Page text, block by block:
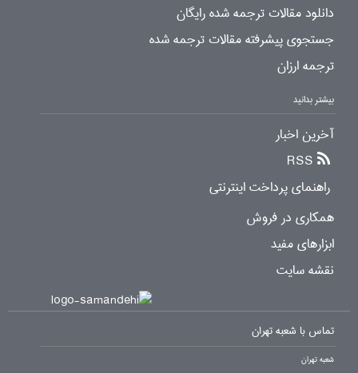
دانلود مقالات ترجمه شده رایگان
جستجوی پیشرفته مقالات ترجمه شده
ترجمه ارزان
بیشتر بدانید
آخرین اخبار
RSS
راهنمای پرداخت اینترنتی
همکاری در فروش
ابزارهای مفید
نقشه سایت
تماس با شعبه تهران
شعبه تهران